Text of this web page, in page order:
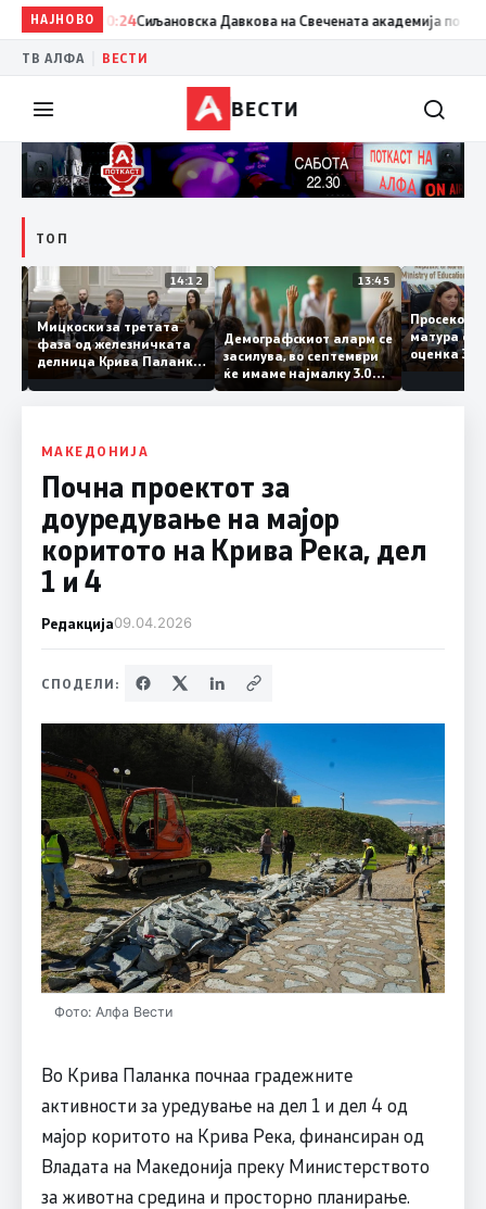
НАЈНОВО
20:24 Сиљановска Давкова на Свечената академија по повод
ТВ АЛФА ВЕСТИ
ВЕСТИ
ТОП
15:20 14:12
Мицкоски за третата
фаза од железничката
делница Крива Паланка
– Деве Баир: Проектот
нема да заврши на
целина
13:45
Демографскиот аларм се
засилува, во септември
ќе имаме најмалку 3.000
првачиња помалку
матура
оценка
МАКЕДОНИЈА
Почна проектот за
доуредување на мајор
коритото на Крива Река, дел
1 и 4
Редакција09.04.2026
СПОДЕЛИ:
Фото: Алфа Вести
Во Крива Паланка почнаа градежните
активности за уредување на дел 1 и дел 4 од
мајор коритото на Крива Река, финансиран од
Владата на Македонија преку Министерството
за животна средина и просторно планирање.